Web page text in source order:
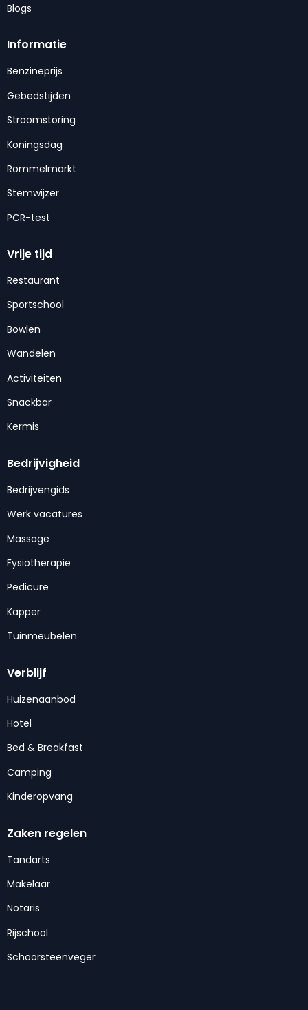
Blogs
Informatie
Benzineprijs
Gebedstijden
Stroomstoring
Koningsdag
Rommelmarkt
Stemwijzer
PCR-test
Vrije tijd
Restaurant
Sportschool
Bowlen
Wandelen
Activiteiten
Snackbar
Kermis
Bedrijvigheid
Bedrijvengids
Werk vacatures
Massage
Fysiotherapie
Pedicure
Kapper
Tuinmeubelen
Verblijf
Huizenaanbod
Hotel
Bed & Breakfast
Camping
Kinderopvang
Zaken regelen
Tandarts
Makelaar
Notaris
Rijschool
Schoorsteenveger